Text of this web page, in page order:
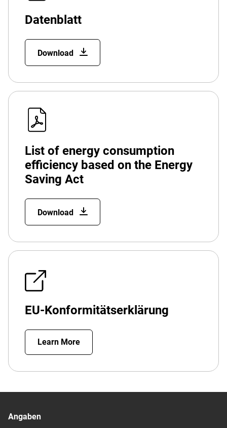
Datenblatt
Download
List of energy consumption
efficiency based on the Energy
Saving Act
Download
EU-Konformitätserklärung
Learn More
Angaben